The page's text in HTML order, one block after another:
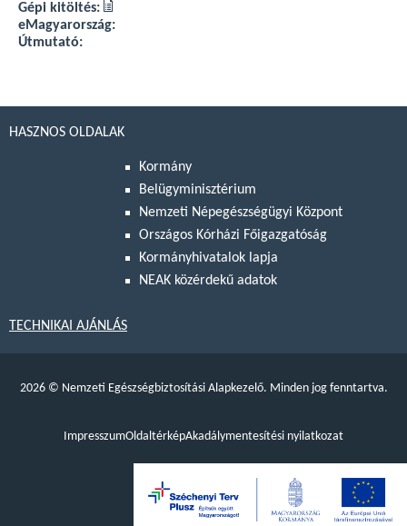
Gépi kitöltés:
eMagyarország:
Útmutató:
HASZNOS OLDALAK
Kormány
Belügyminisztérium
Nemzeti Népegészségügyi Központ
Országos Kórházi Főigazgatóság
Kormányhivatalok lapja
NEAK közérdekű adatok
TECHNIKAI AJÁNLÁS
2026 © Nemzeti Egészségbiztosítási Alapkezelő. Minden jog fenntartva.
ImpresszumOldaltérképAkadálymentesítési nyilatkozat